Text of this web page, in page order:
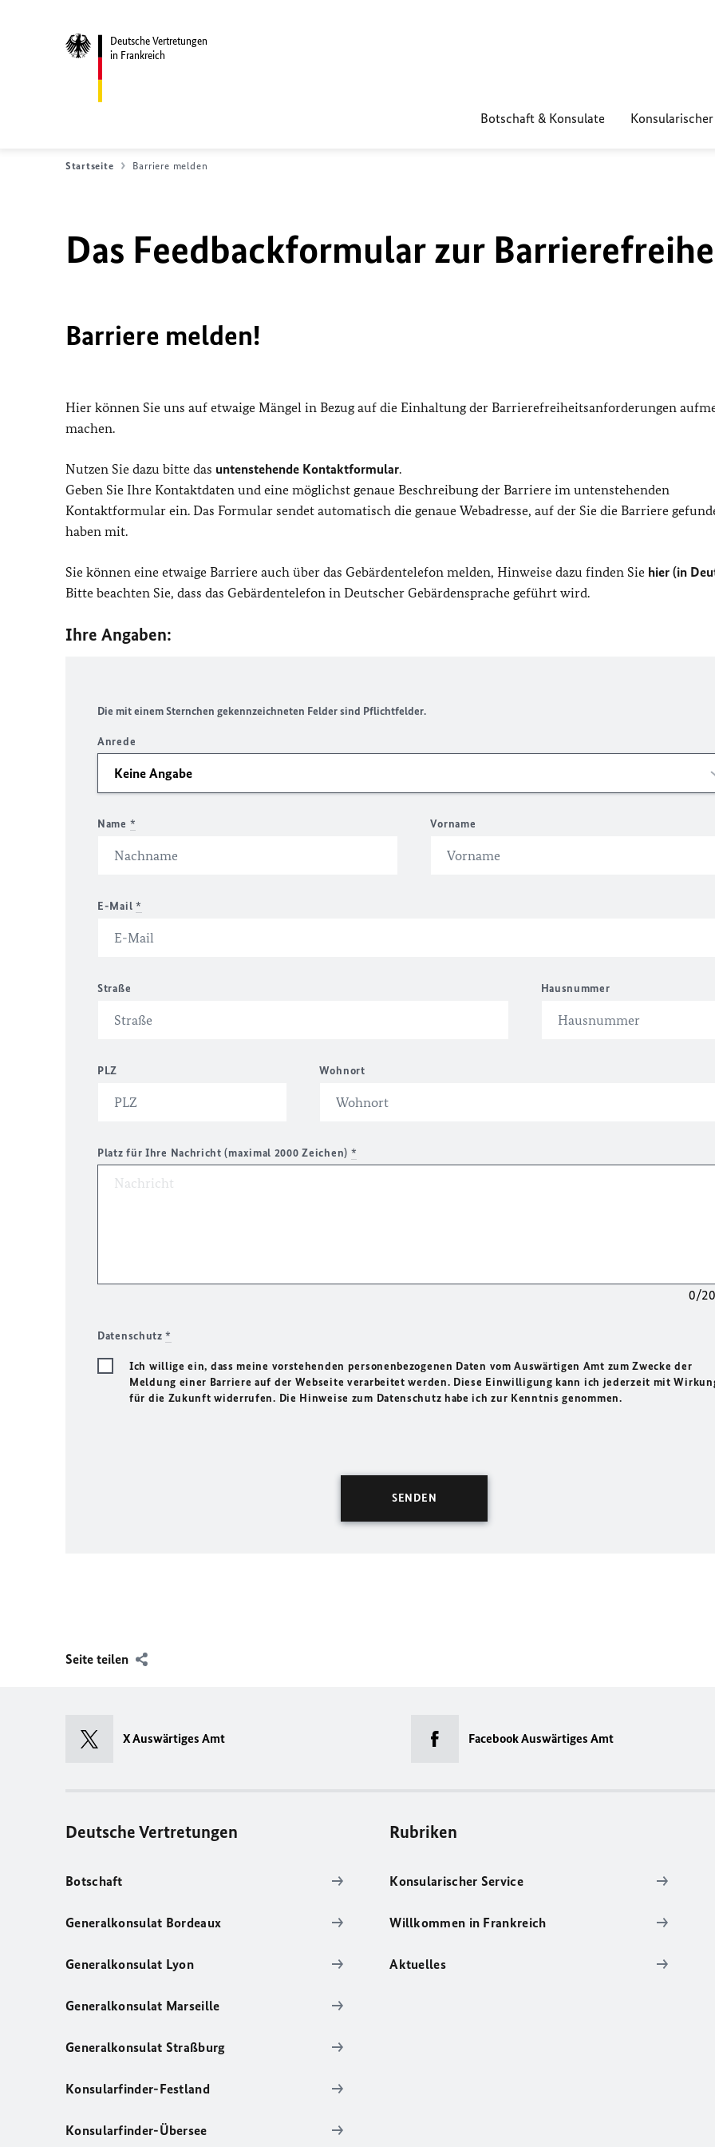
Deutsche Vertretungen
in Frankreich
Botschaft & Konsulate
Startseite Barriere melden
Das Feedbackformular zur
Barriere melden!
Hier können Sie uns auf etwaige Mängel in Bezug auf die Einhaltung der Barrierefreiheitsanforderungen
machen.
Nutzen Sie dazu bitte das untenstehende Kontaktformular.
Geben Sie Ihre Kontaktdaten und eine möglichst genaue Beschreibung der Barriere im untenstehenden
Kontaktformular ein. Das Formular sendet automatisch die genaue Webadresse, auf der Sie die Barriere
haben mit.
Sie können eine etwaige Barriere auch über das Gebärdentelefon melden, Hinweise dazu finden Sie hier (in
Bitte beachten Sie, dass das Gebärdentelefon in Deutscher Gebärdensprache geführt wird.
Ihre Angaben:
Die mit einem Sternchen gekennzeichneten Felder sind Pflichtfelder.
Anrede
Name * Vorname
E-Mail *
Straße Hausnummer
PLZ Wohnort
Platz für Ihre Nachricht (maximal 2000 Zeichen) *
0/
Datenschutz*
Ich willige ein, dass meine vorstehenden personenbezogenen Daten vom Auswärtigen Amt zum Zwecke der
Meldung einer Barriere auf der Webseite verarbeitet werden. Diese Einwilligung kann ich jederzeit mit
für die Zukunft widerrufen. Die Hinweise zum Datenschutz habe ich zur Kenntnis genommen.
Seite teilen
X Auswärtiges Amt Facebook Auswärtiges Amt
Deutsche Vertretungen
Botschaft
Generalkonsulat Bordeaux
Generalkonsulat Lyon
Generalkonsulat Marseille
Generalkonsulat Straßburg
Konsularfinder-Festland
Konsularfinder-Übersee
Rubriken
Konsularischer Service
Willkommen in Frankreich
Aktuelles